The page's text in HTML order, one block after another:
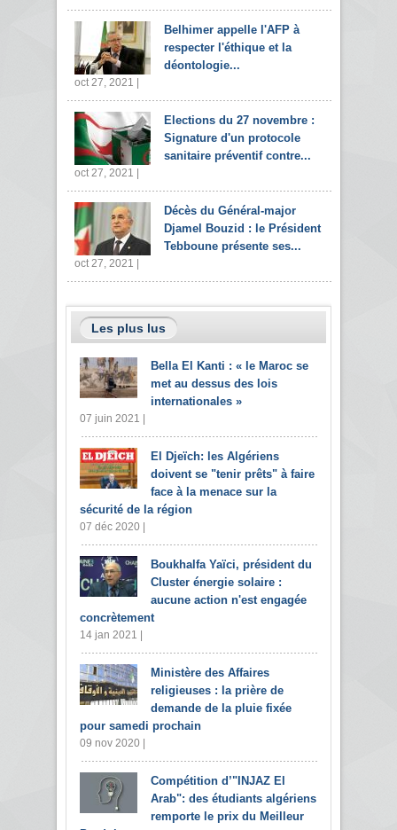
Belhimer appelle l'AFP à
respecter l'éthique et la
déontologie...
oct 27, 2021 |
Elections du 27 novembre :
Signature d'un protocole
sanitaire préventif contre...
oct 27, 2021 |
Décès du Général-major
Djamel Bouzid : le Président
Tebboune présente ses...
oct 27, 2021 |
Les plus lus
Bella El Kanti : « le Maroc se
met au dessus des lois
internationales »
07 juin 2021 |
El Djeïch: les Algériens
doivent se "tenir prêts" à faire
face à la menace sur la
sécurité de la région
07 déc 2020 |
Boukhalfa Yaïci, président du
Cluster énergie solaire :
aucune action n'est engagée
concrètement
14 jan 2021 |
Ministère des Affaires
religieuses : la prière de
demande de la pluie fixée
pour samedi prochain
09 nov 2020 |
Compétition d’"INJAZ El
Arab": des étudiants algériens
remporte le prix du Meilleur